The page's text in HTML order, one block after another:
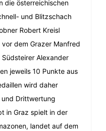
die österreichischen
und Blitzschach
Robert Kreisl
dem Grazer Manfred
Alexander
jeweils 10 Punkte aus
wird daher
Drittwertung
in Graz spielt in der
landet auf dem